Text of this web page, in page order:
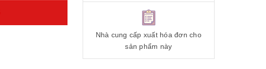
Nhà cung cấp xuất hóa đơn cho
sản phẩm này